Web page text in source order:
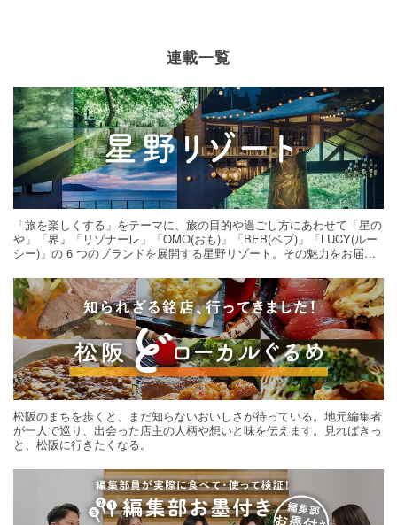
連載一覧
「旅を楽しくする」をテーマに、旅の目的や過ごし方にあわせて「星の
や」「界」「リゾナーレ」「OMO(おも)」「BEB(ベブ)」「LUCY(ルー
シー)」の 6 つのブランドを展開する星野リゾート。その魅力をお届け
松阪のまちを歩くと、まだ知らないおいしさが待っている。地元編集者
が一人で巡り、出会った店主の人柄や想いと味を伝えます。見ればきっ
と、松阪に行きたくなる。